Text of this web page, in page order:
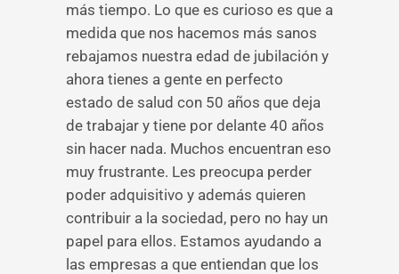
más tiempo. Lo que es curioso es que a
medida que nos hacemos más sanos
rebajamos nuestra edad de jubilación y
ahora tienes a gente en perfecto
estado de salud con 50 años que deja
de trabajar y tiene por delante 40 años
sin hacer nada. Muchos encuentran eso
muy frustrante. Les preocupa perder
poder adquisitivo y además quieren
contribuir a la sociedad, pero no hay un
papel para ellos. Estamos ayudando a
las empresas a que entiendan que los